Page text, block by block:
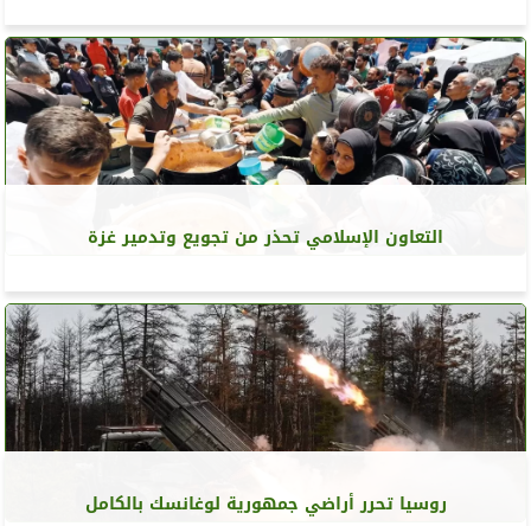
التعاون الإسلامي تحذر من تجويع وتدمير غزة
روسيا تحرر أراضي جمهورية لوغانسك بالكامل